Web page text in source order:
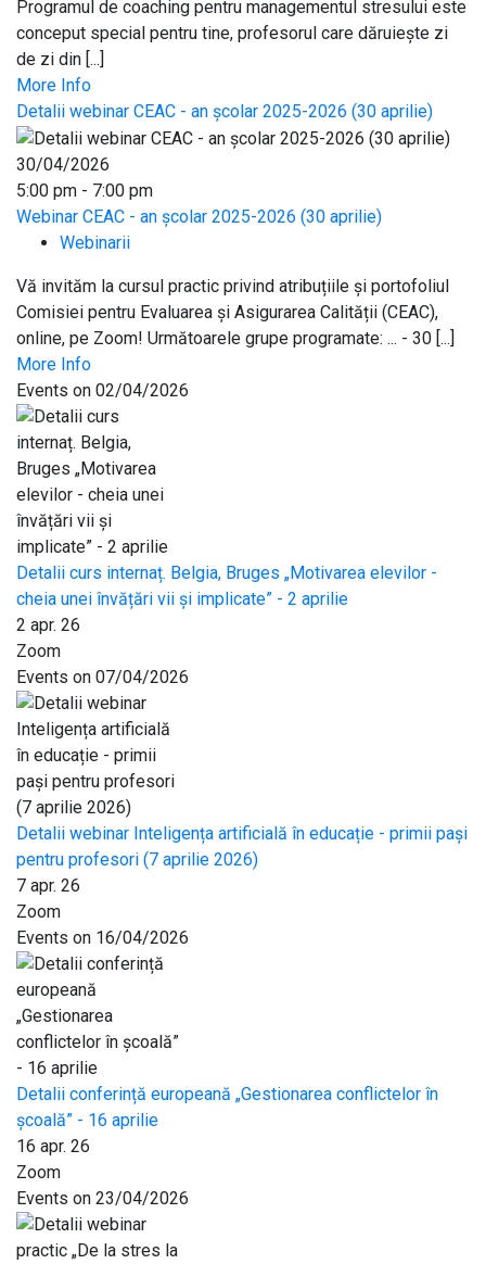
Programul de coaching pentru managementul stresului este
conceput special pentru tine, profesorul care dăruiește zi
de zi din [...]
More Info
Detalii webinar CEAC - an școlar 2025-2026 (30 aprilie)
30/04/2026
5:00 pm - 7:00 pm
Webinar CEAC - an școlar 2025-2026 (30 aprilie)
Webinarii
Vă invităm la cursul practic privind atribuțiile și portofoliul
Comisiei pentru Evaluarea și Asigurarea Calității (CEAC),
online, pe Zoom! Următoarele grupe programate: ... - 30 [...]
More Info
Events on 02/04/2026
Detalii curs internaț. Belgia, Bruges „Motivarea elevilor -
cheia unei învățări vii și implicate” - 2 aprilie
2 apr. 26
Zoom
Events on 07/04/2026
Detalii webinar Inteligența artificială în educație - primii pași
pentru profesori (7 aprilie 2026)
7 apr. 26
Zoom
Events on 16/04/2026
Detalii conferință europeană „Gestionarea conflictelor în
școală” - 16 aprilie
16 apr. 26
Zoom
Events on 23/04/2026